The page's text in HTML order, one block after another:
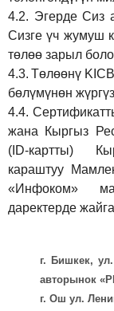
4.2. Эгерде Сиз
Сизге үч жумуш
төлөө зарыл
4.3. Төлөөнү
бөлүмүнөн
4.4.
жана Кыргыз
(ID-картты)
караштуу
«Инфоком»
даректерде
г. Бишкек,
авторынок
г. Ош ул.